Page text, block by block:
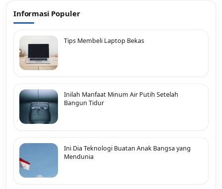
Informasi Populer
Tips Membeli Laptop Bekas
Inilah Manfaat Minum Air Putih Setelah
Bangun Tidur
Ini Dia Teknologi Buatan Anak Bangsa yang
Mendunia